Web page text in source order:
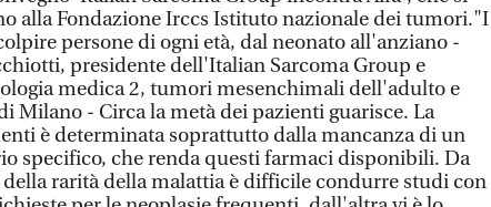
alla Fondazione Irccs Istituto nazionale dei tumori."I
persone di ogni età, dal neonato all'anziano -
presidente dell'Italian Sarcoma Group e
medica 2, tumori mesenchimali dell'adulto e
Milano - Circa la metà dei pazienti guarisce. La
è determinata soprattutto dalla mancanza di un
specifico, che renda questi farmaci disponibili. Da
della rarità della malattia è difficile condurre studi con